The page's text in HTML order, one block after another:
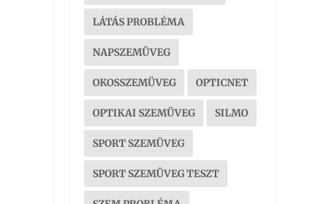
LÁTÁS PROBLÉMA
NAPSZEMÜVEG
OKOSSZEMÜVEG OPTICNET
OPTIKAI SZEMÜVEG SILMO
SPORT SZEMÜVEG
SPORT SZEMÜVEG TESZT